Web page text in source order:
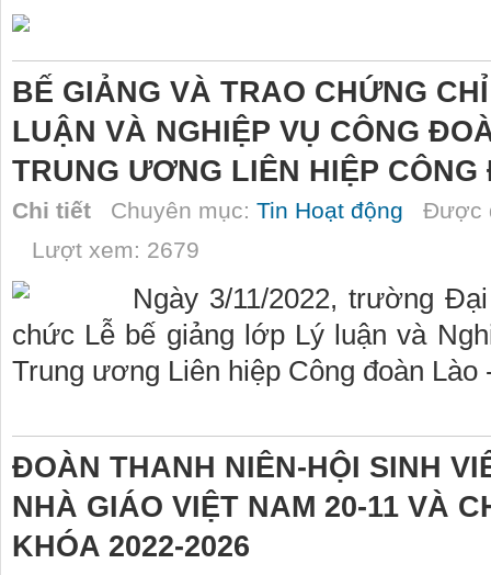
BẾ GIẢNG VÀ TRAO CHỨNG
LUẬN VÀ NGHIỆP VỤ CÔNG
TRUNG ƯƠNG LIÊN HIỆP
Chi tiết Chuyên mục: Tin Hoạt động Được
Lượt xem: 2679
Ngày 3/11/2022, trường
chức Lễ bế giảng lớp Lý luận và
Trung ương Liên hiệp Công đoàn Lào
ĐOÀN THANH NIÊN-HỘI SINH
NHÀ GIÁO VIỆT NAM 20-11 VÀ
KHÓA 2022-2026